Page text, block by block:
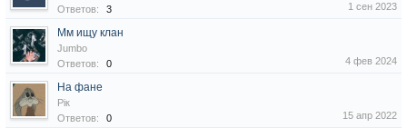
Ответов:
3 1 сен 2023
Мм ищу клан
Jumbo
Ответов:
0 4 фев 2024
На фане
Рік
Ответов:
0 15 апр 2022